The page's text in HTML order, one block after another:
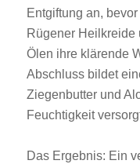
Entgiftung an,
Rügener Heilkreide
Ölen ihre klärende
Abschluss bildet
Ziegenbutter und
Feuchtigkeit
Das Ergebnis: Ein